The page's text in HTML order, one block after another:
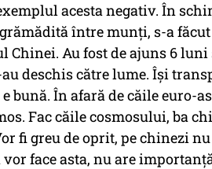
acesta negativ. În
între munți, s-a făcut
Au fost de ajuns 6 luni
deschis către lume. Își
bună. În afară de căile euro-
Fac căile cosmosului, ba
fi greu de oprit, pe chinezi
face asta, nu are